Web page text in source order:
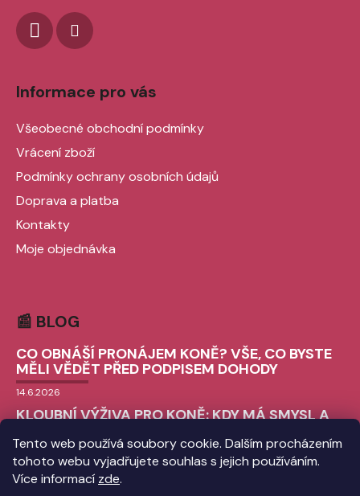
Tento web používá soubory cookie. Dalším procházením
tohoto webu vyjadřujete souhlas s jejich používáním.
Více informací zde.
Informace pro vás
Všeobecné obchodní podmínky
Vrácení zboží
Podmínky ochrany osobních údajů
Doprava a platba
Kontakty
Moje objednávka
📰 BLOG
CO OBNÁŠÍ PRONÁJEM KONĚ? VŠE, CO BYSTE
MĚLI VĚDĚT PŘED PODPISEM DOHODY
14.6.2026
KLOUBNÍ VÝŽIVA PRO KONĚ: KDY MÁ SMYSL A
9.6.2026
CHLADICÍ BOTY PRO KONĚ: VŠE, CO